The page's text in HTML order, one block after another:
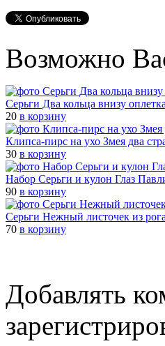
Возможно
Серьги Два кольца внизу
20 в корзину
Клипса-пирс на ухо Змея два
30 в корзину
Набор Серьги и кулон Глаз
90 в корзину
Cерьги Нежный листочек из рога
70 в корзину
Добавлять